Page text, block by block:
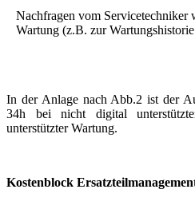
Nachfragen vom Servicetechniker
Wartung (z.B. zur
In der Anlage nach Abb.2 ist der
34h bei nicht digital
unterstützter Wartung.
Kostenblock